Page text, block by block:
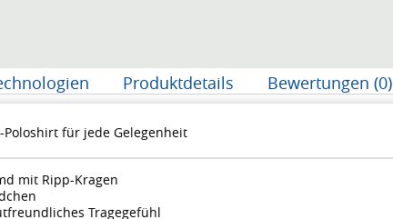
Produktdetails Bewertungen (0)
Poloshirt für jede Gelegenheit
mit Ripp-Kragen
Tragegefühl